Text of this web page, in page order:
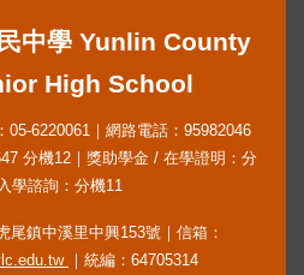
中學 Yunlin County
High School
05-6220061｜網路電話：95982046
分機12｜獎助學金 / 在學證明：分
學諮詢：分機11
尾鎮中溪里中興153號｜信箱：
｜統編：64705314